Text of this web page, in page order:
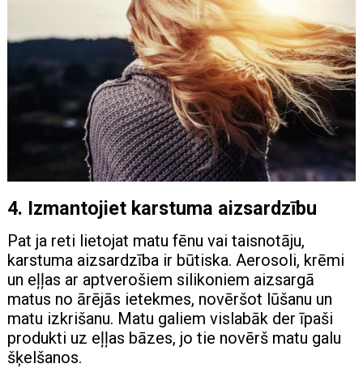
4. Izmantojiet karstuma aizsardzību
Pat ja reti lietojat matu fēnu vai taisnotāju,
karstuma aizsardzība ir būtiska. Aerosoli, krēmi
un eļļas ar aptverošiem silikoniem aizsargā
matus no ārējās ietekmes, novēršot lūšanu un
matu izkrišanu. Matu galiem vislabāk der īpaši
produkti uz eļļas bāzes, jo tie novērš matu galu
šķelšanos.